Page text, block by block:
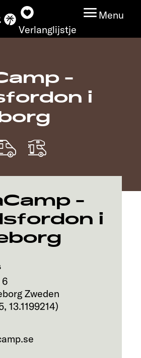
Verlanglijstje
Menu
Sunlight
-
i
-
i
6
Zweden
, 13.1199214)